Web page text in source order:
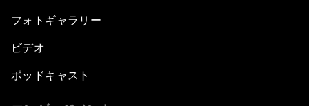
フォトギャラリー
ビデオ
ポッドキャスト